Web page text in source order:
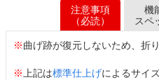
注意事項
（必読）
機
スペ
※曲げ跡が復元しないため、折
※ 上記は標準仕上げによるサイ